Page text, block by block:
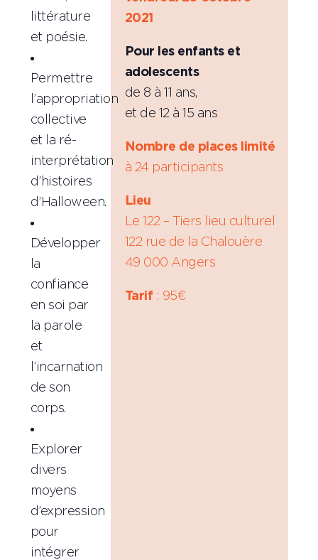
littérature
et poésie.
Permettre
l’appropriation
collective
et la ré-
interprétation
d’histoires
d’Halloween.
Développer
la
confiance
en soi par
la parole
et
l’incarnation
de son
corps.
Explorer
divers
moyens
d’expression
pour
intégrer
2021
Pour les enfants et
adolescents
de 8 à 11 ans,
et de 12 à 15 ans
Nombre de places limité
à 24 participants
Lieu
Le 122 – Tiers lieu culturel
122 rue de la Chalouère
49 000 Angers
Tarif : 95€